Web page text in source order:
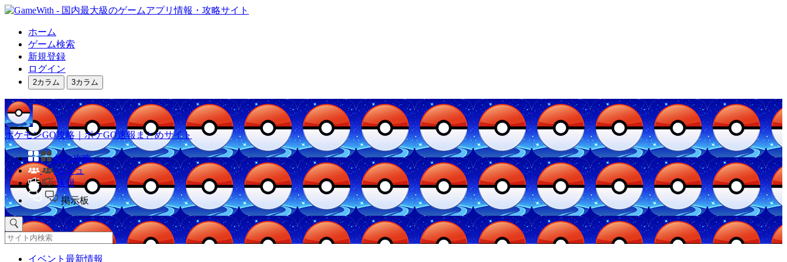
ホーム
ゲーム検索
新規登録
ログイン
2カラム 3カラム
ポケモンGO攻略｜ポケGO速報まとめサイト
他の攻略
コミュ
速報
掲示板
イベント最新情報